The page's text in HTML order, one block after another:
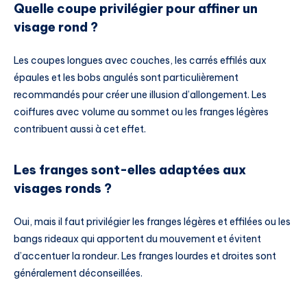
Quelle coupe privilégier pour affiner un
visage rond ?
Les coupes longues avec couches, les carrés effilés aux
épaules et les bobs angulés sont particulièrement
recommandés pour créer une illusion d’allongement. Les
coiffures avec volume au sommet ou les franges légères
contribuent aussi à cet effet.
Les franges sont-elles adaptées aux
visages ronds ?
Oui, mais il faut privilégier les franges légères et effilées ou les
bangs rideaux qui apportent du mouvement et évitent
d’accentuer la rondeur. Les franges lourdes et droites sont
généralement déconseillées.